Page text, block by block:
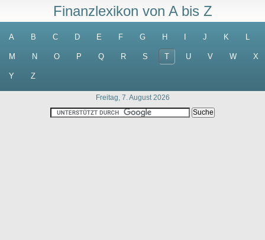
Finanzlexikon von A bis Z
A B C D E F G H J K L
M N O P Q R S T U V W X
Y Z
Freitag, 7. August 2026